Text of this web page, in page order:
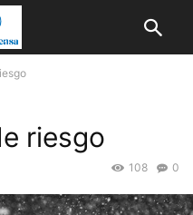
riesgo
0
108